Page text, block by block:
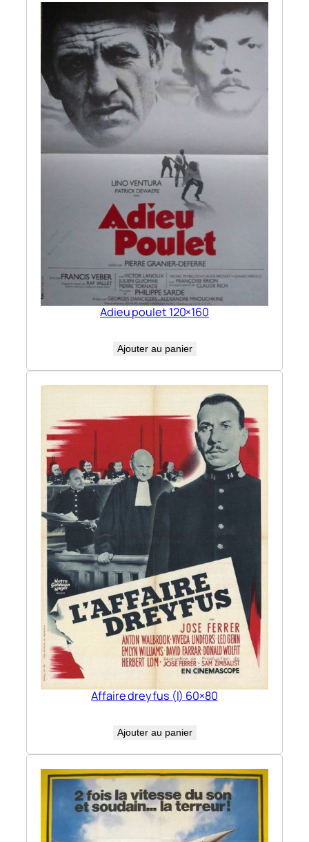
Adieu poulet 120×160
Ajouter au panier
Affaire dreyfus (l) 60×80
Ajouter au panier